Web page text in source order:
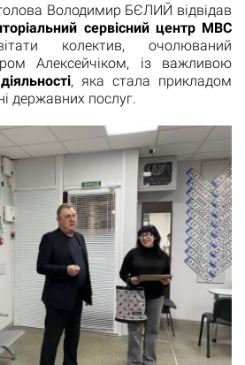
Володимир БЄЛИЙ відвідав
сервісний центр МВС
колектив, очолюваний
Алексейчіком, із важливою
, яка стала прикладом
державних послуг.